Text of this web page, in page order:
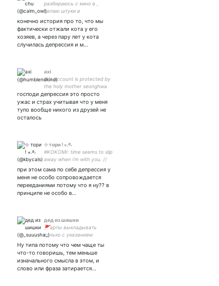
разбираюсь с кино в ,
делаю штуки в
конечно история про то, что мы
фактически отжали кота у его
хозяев, а через пару лет у кота
случилась депрессия и м…
axi
this account is protected by
the holy mother seonghwa
agenda. 🥀
господи депрессия это просто
ужас и страх учитывая что у меня
тупо вообще никого из друзей не
осталось
⊹ тори ! ⋆.࿔˖
#KOKOMI: time seems to slip
away when i'm with you. //
please read carrd byf
при этом сама по себе депрессия у
меня не особо сопровождается
перееданиями потому что я ну?? в
принципе не особо в…
дед из шишки
🚩арты выкладывать
только с указанием
Инст:
Ну типа потому что чем чаще ты
что-то говоришь, тем меньше
изначального смысла в этом, и
слово или фраза затирается…